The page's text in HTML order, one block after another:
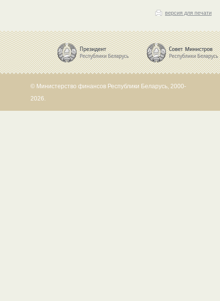
версия для печати
© Министерство финансов Республики Беларусь, 2000-
2026.